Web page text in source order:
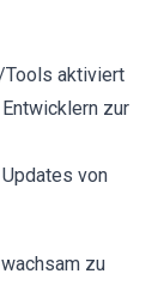
Tools aktiviert
zur
von
zu